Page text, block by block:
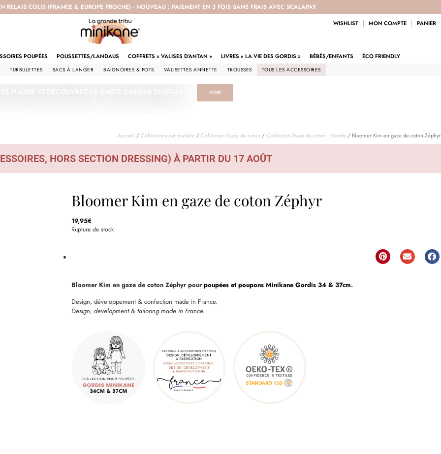
RELAIS COLIS (FRANCE & EUROPE PROCHE) - NOUVEAU : PAIEMENT EN 3 FOIS SANS FRAIS AVEC SCALAPAY
WISHLIST MON COMPTE PANIER
POUPÉES POUSSETTES/LANDAUS COFFRETS « VALISES D’ANTAN » LIVRES « LA VIE DES GORDIS » BÉBÉS/ENFANTS ÉCO FRIENDLY
TURBULETTES SACS À LANGER BAIGNOIRES & POTS VALISETTES ANNETTE TROUSSES TOUS LES ACCESSOIRES
VOIR
Accueil /Collections par matière /Collection Gaze de coton /Collection Gaze de coton | Gordis / Bloomer Kim en gaze de coton Zéphyr
HORS SECTION DRESSING) À PARTIR DU 17 AOÛT
Bloomer Kim en gaze de coton Zéphyr
19,95€
Rupture de stock
Bloomer Kim en gaze de coton Zéphyr pour poupées et poupons Minikane Gordis 34 & 37cm.
Design, développement & confection made in France.
Design, development & tailoring made in France.